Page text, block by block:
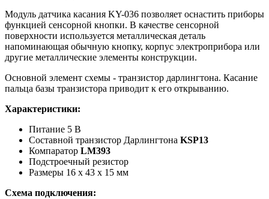
Модуль датчика касания KY-036 позволяет оснастить приборы
функцией сенсорной кнопки. В качестве сенсорной
поверхности используется металлическая деталь
напоминающая обычную кнопку, корпус электроприбора или
другие металлические элементы конструкции.
Основной элемент схемы - транзистор дарлингтона. Касание
пальца базы транзистора приводит к его открыванию.
Характеристики:
Питание 5 В
Составной транзистор Дарлингтона KSP13
Компаратор LM393
Подстроечный резистор
Размеры 16 x 43 x 15 мм
Схема подключения: